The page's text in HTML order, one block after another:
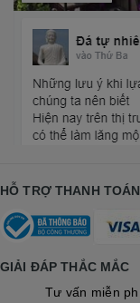
HỖ TRỢ THANH TOÁN
GIẢI ĐÁP THẮC MẮC
Tư vấn miễn